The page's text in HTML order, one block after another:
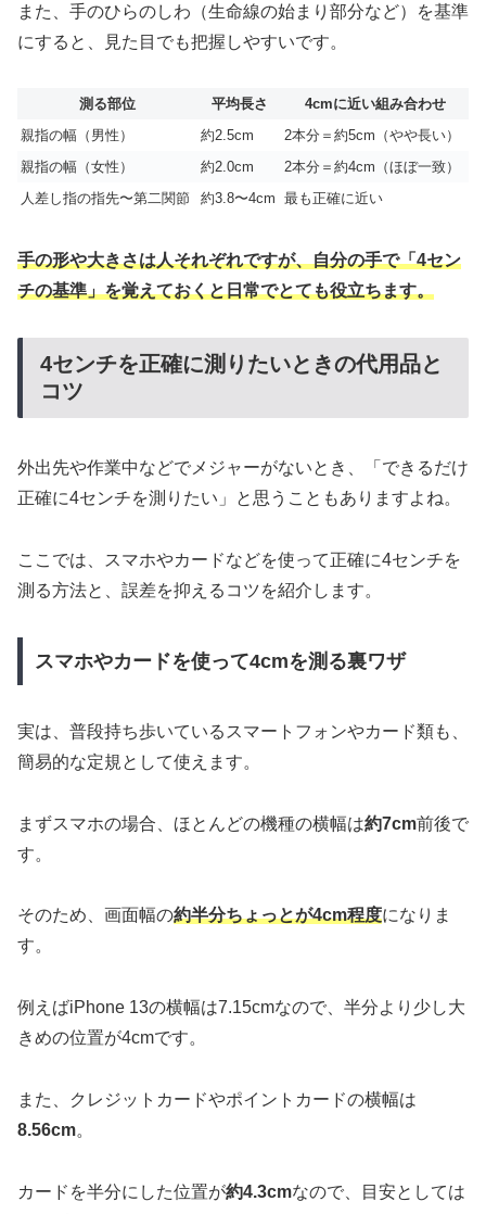
また、手のひらのしわ（生命線の始まり部分など）を基準
にすると、見た目でも把握しやすいです。
測る部位 平均長さ
4cmに近い組み合わせ
親指の幅（男性）
約2.5cm
2本分＝約5cm（やや長い）
親指の幅（女性）
約2.0cm
2本分＝約4cm（ほぼ一致）
人差し指の指先〜第二関節
約3.8〜4cm 最も正確に近い
手の形や大きさは人それぞれですが、自分の手で「4セン
チの基準」を覚えておくと日常でとても役立ちます。
4センチを正確に測りたいときの代用品と
コツ
外出先や作業中などでメジャーがないとき、「できるだけ
正確に4センチを測りたい」と思うこともありますよね。
ここでは、スマホやカードなどを使って正確に4センチを
測る方法と、誤差を抑えるコツを紹介します。
スマホやカードを使って4cmを測る裏ワザ
実は、普段持ち歩いているスマートフォンやカード類も、
簡易的な定規として使えます。
まずスマホの場合、ほとんどの機種の横幅は約7cm前後で
す。
そのため、画面幅の約半分ちょっとが4cm程度になりま
す。
例えばiPhone 13の横幅は7.15cmなので、半分より少し大
きめの位置が4cmです。
また、クレジットカードやポイントカードの横幅は
8.56cm。
カードを半分にした位置が約4.3cmなので、目安としては